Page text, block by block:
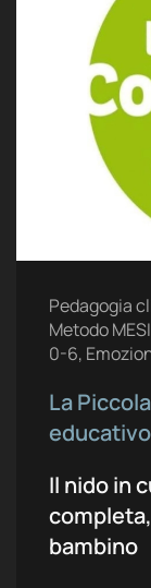
Pedagogia
Metodo
0-6,
La
Il nido in
bambino